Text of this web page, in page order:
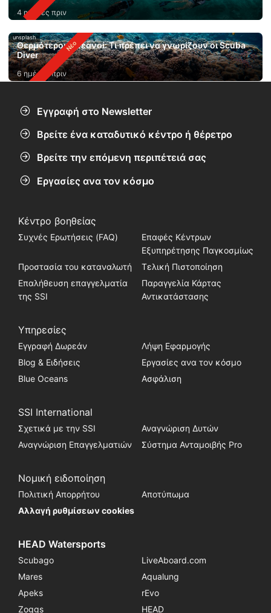
4 ημέρες πριν
unsplash
Θερμότεροι ωκεανοί: Τι πρέπει να γνωρίζουν οι Scuba
Diver
6 ημέρες πριν
Εγγραφή στο Newsletter
Βρείτε ένα καταδυτικό κέντρο ή θέρετρο
Βρείτε την επόμενη περιπέτειά σας
Εργασίες ανα τον κόσμο
Κέντρο βοηθείας
Συχνές Ερωτήσεις (FAQ)
Επαφές Κέντρων
Εξυπηρέτησης Παγκοσμίως
Προστασία του καταναλωτή
Τελική Πιστοποίηση
Επαλήθευση επαγγελματία
της SSI
Παραγγελία Κάρτας
Αντικατάστασης
Υπηρεσίες
Εγγραφή Δωρεάν
Λήψη Εφαρμογής
Blog & Ειδήσεις
Εργασίες ανα τον κόσμο
Blue Oceans
Ασφάλιση
SSI International
Σχετικά με την SSI
Αναγνώριση Δυτών
Αναγνώριση Επαγγελματιών
Σύστημα Ανταμοιβής Pro
Νομική ειδοποίηση
Πολιτική Απορρήτου
Αποτύπωμα
Αλλαγή ρυθμίσεων cookies
HEAD Watersports
Scubago
LiveAboard.com
Mares
Aqualung
Apeks
rEvo
Zoggs
HEAD